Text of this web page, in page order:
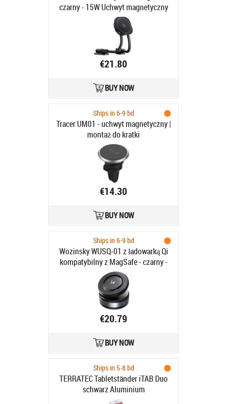
czarny - 15W Uchwyt magnetyczny
€21.80
BUY NOW
Ships in 6-9 bd
Tracer UM01 - uchwyt magnetyczny |
montaż do kratki
€14.30
BUY NOW
Ships in 6-9 bd
Wozinsky WUSQ-01 z ładowarką Qi
kompatybilny z MagSafe - czarny -
uchwyt samochodowy z ładowarką
indukcyjną
€20.79
BUY NOW
Ships in 5-8 bd
TERRATEC Tabletständer iTAB Duo
schwarz Aluminium